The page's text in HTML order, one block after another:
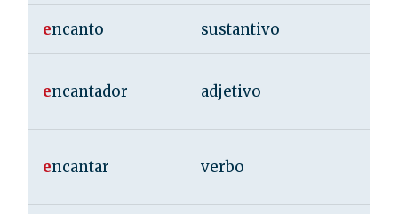
encanto sustantivo
encantador adjetivo
encantar verbo